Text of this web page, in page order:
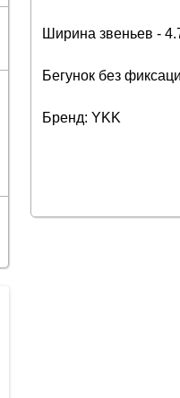
Ширина звеньев -
Бегунок без
Бренд: YKK